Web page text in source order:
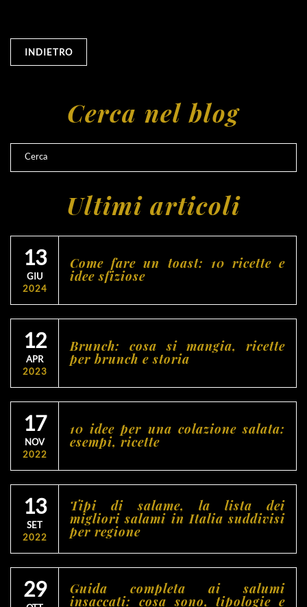
INDIETRO
Cerca nel blog
Ultimi articoli
13
GIU
2024
Come fare un toast: 10 ricette e
idee sfiziose
12
APR
2023
Brunch: cosa si mangia, ricette
per brunch e storia
17
NOV
2022
10 idee per una colazione salata:
esempi, ricette
13
SET
2022
Tipi di salame, la lista dei
migliori salami in Italia suddivisi
per regione
29 Guida completa ai salumi
insaccati: cosa sono, tipologie e